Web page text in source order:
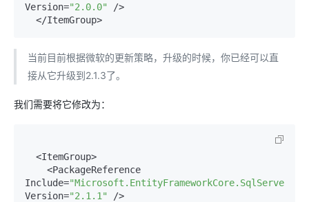
Version="2.0.0"
/>
当前目前根据微软的更新策略，升级的时候，你已经可以直
接从它升级到2.1.3了。
我们需要将它修改为：
Include="Microsoft.EntityFrameworkCore.SqlServer"
Version="2.1.1"
/>